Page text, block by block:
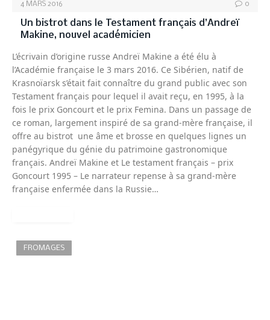
4 MARS 2016 0
Un bistrot dans le Testament français d’Andreï
Makine, nouvel académicien
L’écrivain d’origine russe Andreï Makine a été élu à
l’Académie française le 3 mars 2016. Ce Sibérien, natif de
Krasnoïarsk s’était fait connaître du grand public avec son
Testament français pour lequel il avait reçu, en 1995, à la
fois le prix Goncourt et le prix Femina. Dans un passage de
ce roman, largement inspiré de sa grand-mère française, il
offre au bistrot une âme et brosse en quelques lignes un
panégyrique du génie du patrimoine gastronomique
français. Andreï Makine et Le testament français – prix
Goncourt 1995 – Le narrateur repense à sa grand-mère
française enfermée dans la Russie…
FROMAGES